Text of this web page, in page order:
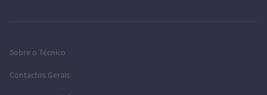
Sobre o Técnico
Contactos Gerais